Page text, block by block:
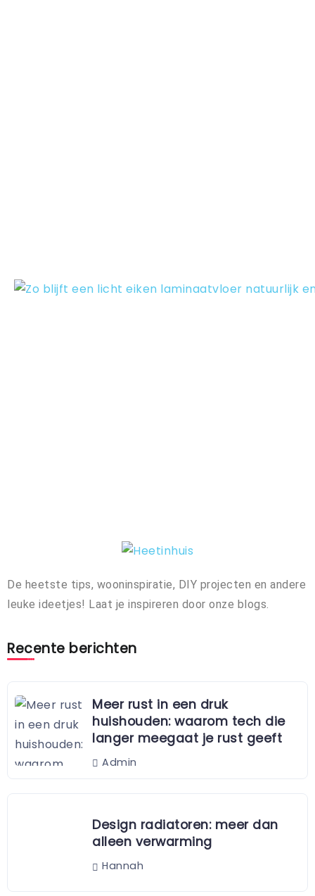
De heetste tips, wooninspiratie, DIY projecten en andere
leuke ideetjes! Laat je inspireren door onze blogs.
Recente berichten
Meer rust in een druk
huishouden: waarom tech die
langer meegaat je rust geeft
Admin
Design radiatoren: meer dan
alleen verwarming
Hannah